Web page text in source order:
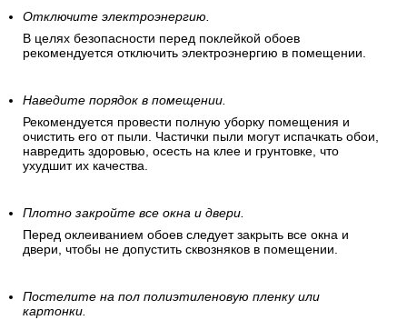
Отключите электроэнергию.
В целях безопасности перед поклейкой обоев
рекомендуется отключить электроэнергию в помещении.
Наведите порядок в помещении.
Рекомендуется провести полную уборку помещения и
очистить его от пыли. Частички пыли могут испачкать обои,
навредить здоровью, осесть на клее и грунтовке, что
ухудшит их качества.
Плотно закройте все окна и двери.
Перед оклеиванием обоев следует закрыть все окна и
двери, чтобы не допустить сквозняков в помещении.
Постелите на пол полиэтиленовую пленку или
картонки.